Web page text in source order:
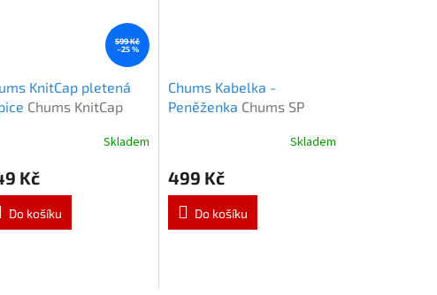
599 Kč
–25 %
KnitCap pletená
Chums KnitCap
Skladem
Kč
Do košíku
Chums Kabelka -
Peněženka Chums SP
Skladem
499 Kč
Do košíku